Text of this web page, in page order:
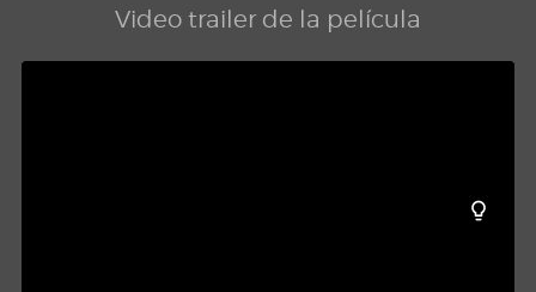
Video trailer de la película